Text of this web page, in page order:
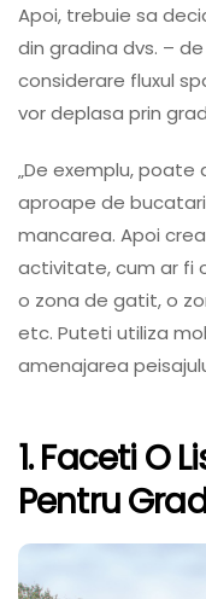
Apoi, trebuie sa
din gradina dvs. –
considerare fluxul
vor deplasa prin
„De exemplu,
aproape de
mancarea. Apoi
activitate, cum ar fi
o zona de gatit, o
etc. Puteti utiliza
amenajarea
1. Faceti O
Pentru